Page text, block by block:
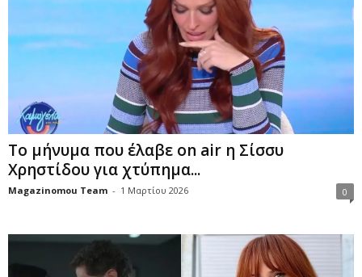
Το μήνυμα που έλαβε on air η Σίσσυ
Χρηστίδου για χτύπημα...
Magazinomou Team - 1 Μαρτίου 2026 0